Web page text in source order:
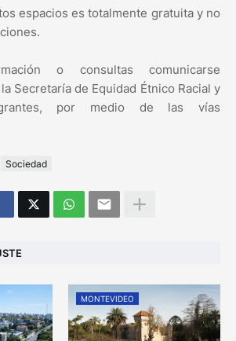
espacios es totalmente gratuita y no
o consultas comunicarse
Secretaría de Equidad Étnico Racial y
por medio de las vías
Sociedad
MONTEVIDEO